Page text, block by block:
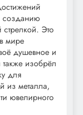
созданию
Это
мире
душевное и
изобрёл
для
из металла,
ювелирного